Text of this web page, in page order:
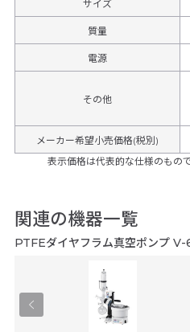
サイズ
質量
電源
その他
メーカー希望小売価格(税別)
表示価格は代表的な仕様のもの
関連の機器一覧
PTFEダイヤフラム真空ポンプ